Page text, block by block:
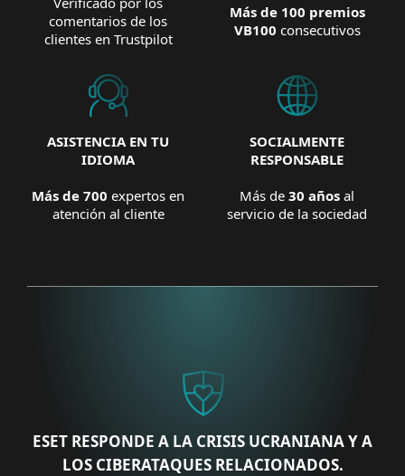
comentarios de los
clientes en Trustpilot
Más de 100 premios
VB100 consecutivos
ASISTENCIA EN TU
IDIOMA
Más de 700 expertos en
atención al cliente
SOCIALMENTE
RESPONSABLE
Más de 30 años al
servicio de la sociedad
ESET RESPONDE A LA CRISIS UCRANIANA Y A
LOS CIBERATAQUES RELACIONADOS.